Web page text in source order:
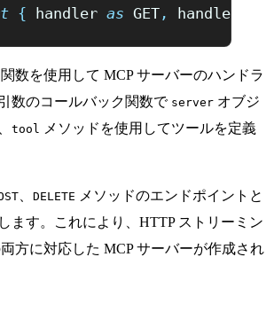
{ handler as GET , handler
関数を使用して MCP サーバーのハンドラ
数のコールバック関数で server オブジ
tool メソッドを使用してツールを定義
DELETE メソッドのエンドポイントと
ます。これにより、HTTP ストリーミン
方に対応した MCP サーバーが作成され